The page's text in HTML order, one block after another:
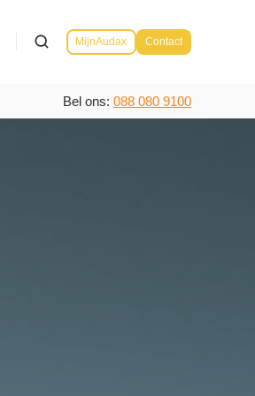
MijnAudax Contact
Bel ons: 088 080 9100